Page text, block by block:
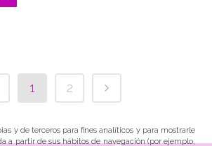
1 2
y de terceros para fines analíticos y para mostrarle
a partir de sus hábitos de navegación (por ejemplo,